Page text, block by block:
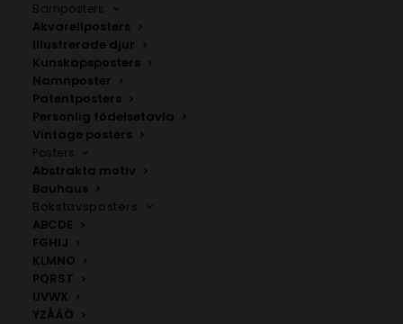
Barnposters
Akvarellposters
Illustrerade djur
Kunskapsposters
Namnposter
Patentposters
Personlig födelsetavla
Vintage posters
Posters
Abstrakta motiv
Bauhaus
Bokstavsposters
ABCDE
FGHIJ
KLMNO
PQRST
UVWX
YZÅÄÖ
Handritad karta över Foča i
Välj mellan fyra olika storlekar: 50×70 cm, 40×50 cm,
30×40 cm och 21×30 cm.
Bosnien och Hercegovina
ANDRA KÖPTE ÄVEN